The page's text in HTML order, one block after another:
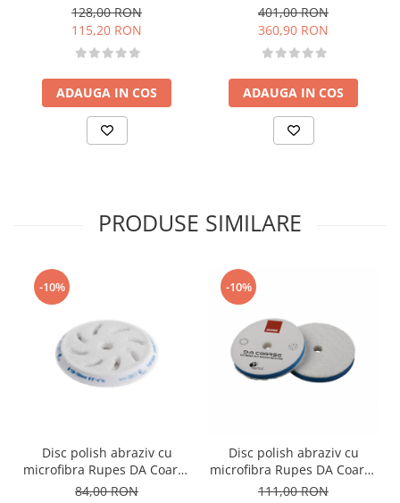
128,00 RON
115,20 RON
ADAUGA IN COS
401,00 RON
360,90 RON
ADAUGA IN COS
PRODUSE SIMILARE
-10%
Disc polish abraziv cu
microfibra Rupes DA Coarse
Microfiber 130-150mm,
84,00 RON
-10%
Disc polish abraziv cu
microfibra Rupes DA Coarse
Microfiber Extreme Cut,
111,00 RON